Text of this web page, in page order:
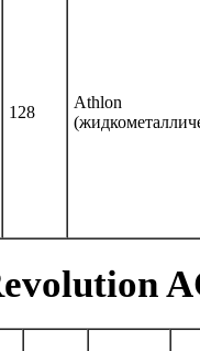
128
Athlon